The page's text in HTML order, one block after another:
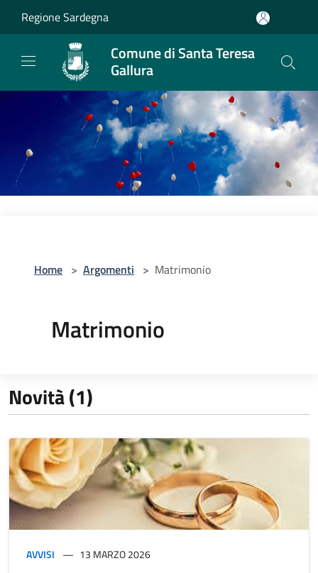
Regione Sardegna
Comune di Santa Teresa
Gallura
Home > Argomenti > Matrimonio
Matrimonio
Novità (1)
AVVISI 13 MARZO 2026